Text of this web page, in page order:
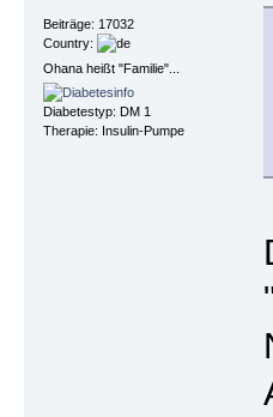
Beiträge: 17032
Country:
Ohana heißt "Familie"...
Diabetestyp: DM 1
Therapie: Insulin-Pumpe